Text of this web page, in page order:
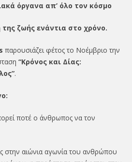
όργανα απ’ όλο τον κόσμο
ζωής ενάντια στο χρόνο.
παρουσιάζει φέτος το Νοέμβριο την
“Κρόνος και Δίας:
.
ποτέ ο άνθρωπος να τον
στην αιώνια αγωνία του ανθρώπου